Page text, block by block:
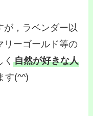
が，ラベンダー以
リーゴールド等の
く自然が好きな人
す(^^)